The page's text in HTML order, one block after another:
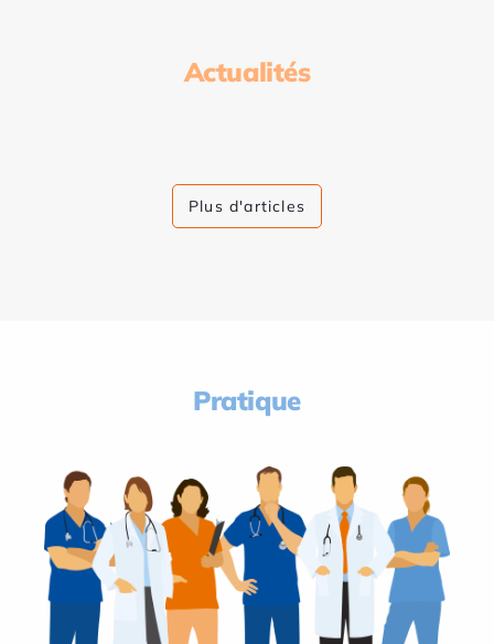
Actualités
Plus d'articles
Pratique